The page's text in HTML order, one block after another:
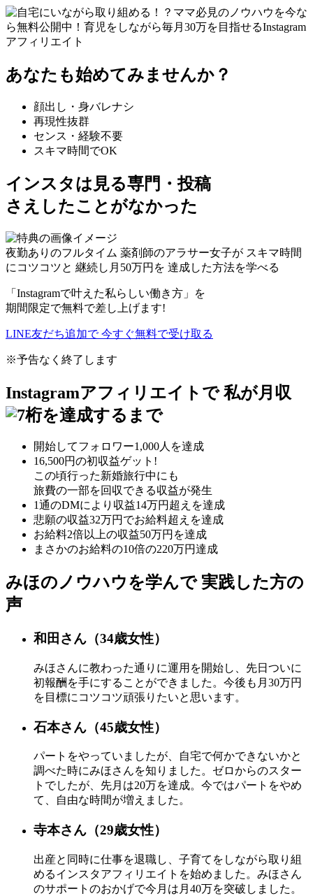
あなたも始めてみませんか？
顔出し・身バレナシ
再現性抜群
センス・経験不要
スキマ時間でOK
インスタは見る専門・投稿
さえしたことがなかった
夜勤ありのフルタイム 薬剤師のアラサー女子が スキマ時間
にコツコツと 継続し 月 50万円 を 達成した方法を学べる
「Instagramで叶えた私らしい働き方」を
期間限定で無料で差し上げます!
LINE友だち追加で 今すぐ無料で受け取る
※予告なく終了します
Instagramアフィリエイトで 私が月収
桁を達成するまで
開始してフォロワー1,000人を達成
16,500円の初収益ゲット!
この頃行った新婚旅行中にも
旅費の一部を回収できる収益が発生
1通のDMにより収益14万円超え を達成
悲願の収益32万円でお給料超え を達成
お給料2倍以上の収益50万円 を達成
まさかのお給料の10倍の220万円達成
みほのノウハウを学んで 実践した方の
声
和田さん（34歳女性）
みほさんに教わった通りに運用を開始し、先日ついに
初報酬を手にすることができました。 今後も 月30万円
を目標にコツコツ頑張りたいと思います。
石本さん（45歳女性）
パートをやっていましたが、自宅で何かできないかと
調べた時にみほさんを知りました。 ゼロからのスター
トでしたが、先月は20万を達成。 今ではパートをやめ
て、自由な時間が増えました。
寺本さん（29歳女性）
出産と同時に仕事を退職し、子育てをしながら取り組
めるインスタアフィリエイトを始めました。 みほさん
のサポートのおかげで今月は月40万を突破 しました。